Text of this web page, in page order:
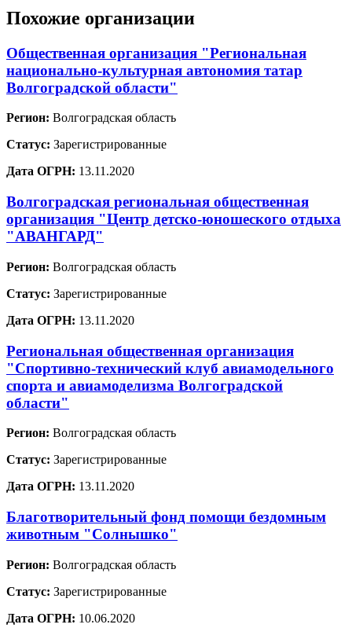
Похожие организации
Общественная организация "Региональная
национально-культурная автономия татар
Волгоградской области"
Регион: Волгоградская область
Статус: Зарегистрированные
Дата ОГРН: 13.11.2020
Волгоградская региональная общественная
организация "Центр детско-юношеского отдыха
"АВАНГАРД"
Регион: Волгоградская область
Статус: Зарегистрированные
Дата ОГРН: 13.11.2020
Региональная общественная организация
"Спортивно-технический клуб авиамодельного
спорта и авиамоделизма Волгоградской
области"
Регион: Волгоградская область
Статус: Зарегистрированные
Дата ОГРН: 13.11.2020
Благотворительный фонд помощи бездомным
животным "Солнышко"
Регион: Волгоградская область
Статус: Зарегистрированные
Дата ОГРН: 10.06.2020